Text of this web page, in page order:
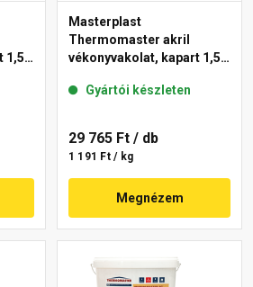
1,5
Masterplast
Thermomaster akril
vékonyvakolat, kapart 1,5
Gyártói készleten
29 765 Ft / db
1 191 Ft / kg
Megnézem